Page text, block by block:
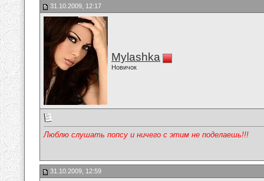
31.10.2009, 12:17
Mylashka
Новичок
Люблю слушать попсу и ничего с этим не поделаешь!!!
31.10.2009, 12:59